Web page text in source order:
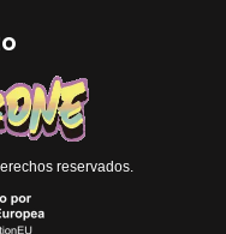
reservados.